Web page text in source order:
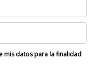
mis datos para la finalidad